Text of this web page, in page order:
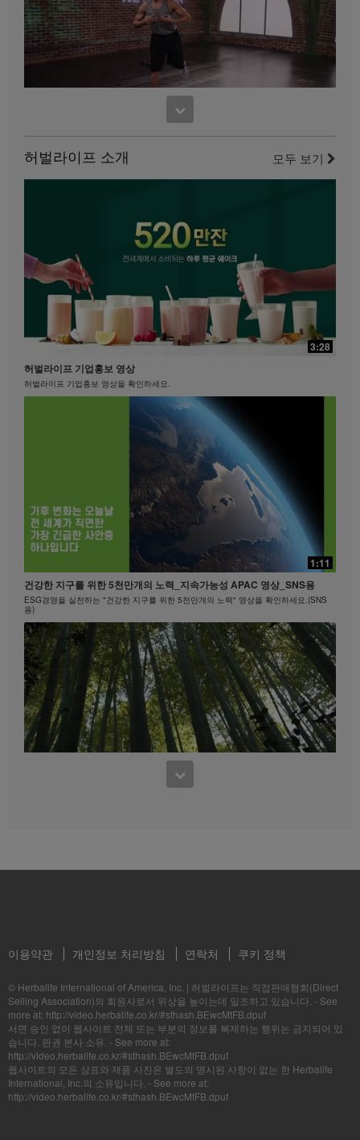
그러나, 귀하께서는 비디오를 복제하고 배포하는 과정
에서 금전적인 거래를 해서는 안됩니다. Herbalife
International of America, Inc.의 명시된 서면 동의 없이
비디오에 포함되어있는 영상, 음성, 설명 및 이야기를
사용하는 것은 엄격히 금지됩니다. 허벌라이프는 언제
든지 귀하의 비디오 사용을 중단하도록 요청할 수 있습
맛있게 먹으면서 다이어트하기 #키토산 #셀유로쓰 #리프트오프
베케이션 & 명절을 준비하는 자세
20:24
빠를수록 좋은!
빠를수록 좋은! #뉴런뉴트리션 #비타민B
0:45
Formula 1 Story #4 나이에 상관없이 언제 어디서나 | 건강한 라이프스타
Formula 1 Story #3 바쁜 일상에 필요한 다이어트와 영양 | 건강한 라이프
스타일
바쁜 일상에 빼놓을 수 없는 균형잡힌 영양과 다이어트.
사사 노세리노의 파워 다리 컨디셔닝
이 다리 운동을 즐기세요.
29:40
필라테스 강사 제니퍼 델포조와 함께 복근과 엉덩이 근육에 초점을 맞춘 이 필라테스에
도전해 보세요...................
15:40
마크 코로넬과 함께하는 에너지아 운동 #1
히프, 엉덩이
8:31
하체 근력 2
하체 근육을 키우고 몸의 안정성을 향상하세요.
허벌라이프 소개 모두 보기
3:28
허벌라이프 기업홍보 영상
허벌라이프 기업홍보 영상을 확인하세요.
1:11
건강한 지구를 위한 5천만개의 노력_지속가능성 APAC 영상_SNS용
ESG경영을 실천하는 "건강한 지구를 위한 5천만개의 노력" 영상을 확인하세요.(SNS
용)
I am Herbalife (나는 허벌라이프 입니다.)
당신을 때로 눈물짓게, 때로 미소짓게 하는 것은 무엇인가요?
이용약관 개인정보 처리방침 연락처 쿠키 정책
© Herbalife International of America, Inc. | 허벌라이프는 직접판매협회(Direct
Selling Association)의 회원사로서 위상을 높이는데 일조하고 있습니다. - See
more at: http://video.herbalife.co.kr/#sthash.BEwcMtFB.dpuf
서면 승인 없이 웹사이트 전체 또는 부분의 정보를 복제하는 행위는 금지되어 있
습니다. 판권 본사 소유. - See more at:
http://video.herbalife.co.kr/#sthash.BEwcMtFB.dpuf
웹사이트의 모든 상표와 제품 사진은 별도의 명시된 사항이 없는 한 Herbalife
International, Inc.의 소유입니다. - See more at:
http://video.herbalife.co.kr/#sthash.BEwcMtFB.dpuf